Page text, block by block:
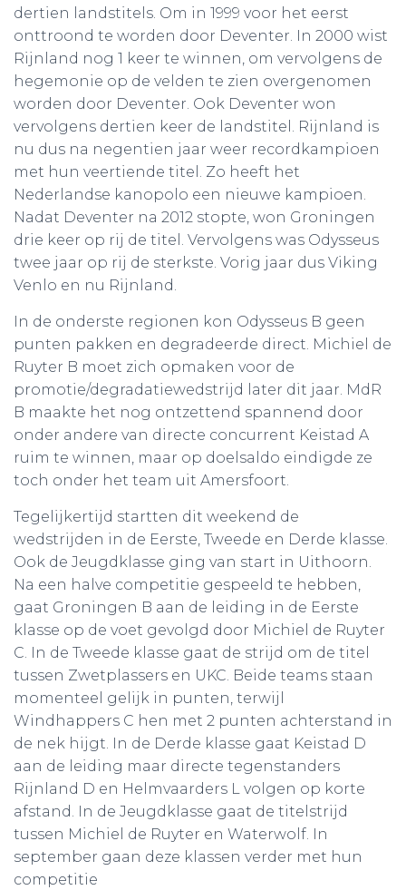
dertien landstitels. Om in 1999 voor het eerst
onttroond te worden door Deventer. In 2000 wist
Rijnland nog 1 keer te winnen, om vervolgens de
hegemonie op de velden te zien overgenomen
worden door Deventer. Ook Deventer won
vervolgens dertien keer de landstitel. Rijnland is
nu dus na negentien jaar weer recordkampioen
met hun veertiende titel. Zo heeft het
Nederlandse kanopolo een nieuwe kampioen.
Nadat Deventer na 2012 stopte, won Groningen
drie keer op rij de titel. Vervolgens was Odysseus
twee jaar op rij de sterkste. Vorig jaar dus Viking
Venlo en nu Rijnland.
In de onderste regionen kon Odysseus B geen
punten pakken en degradeerde direct. Michiel de
Ruyter B moet zich opmaken voor de
promotie/degradatiewedstrijd later dit jaar. MdR
B maakte het nog ontzettend spannend door
onder andere van directe concurrent Keistad A
ruim te winnen, maar op doelsaldo eindigde ze
toch onder het team uit Amersfoort.
Tegelijkertijd startten dit weekend de
wedstrijden in de Eerste, Tweede en Derde klasse.
Ook de Jeugdklasse ging van start in Uithoorn.
Na een halve competitie gespeeld te hebben,
gaat Groningen B aan de leiding in de Eerste
klasse op de voet gevolgd door Michiel de Ruyter
C. In de Tweede klasse gaat de strijd om de titel
tussen Zwetplassers en UKC. Beide teams staan
momenteel gelijk in punten, terwijl
Windhappers C hen met 2 punten achterstand in
de nek hijgt. In de Derde klasse gaat Keistad D
aan de leiding maar directe tegenstanders
Rijnland D en Helmvaarders L volgen op korte
afstand. In de Jeugdklasse gaat de titelstrijd
tussen Michiel de Ruyter en Waterwolf. In
september gaan deze klassen verder met hun
competitie